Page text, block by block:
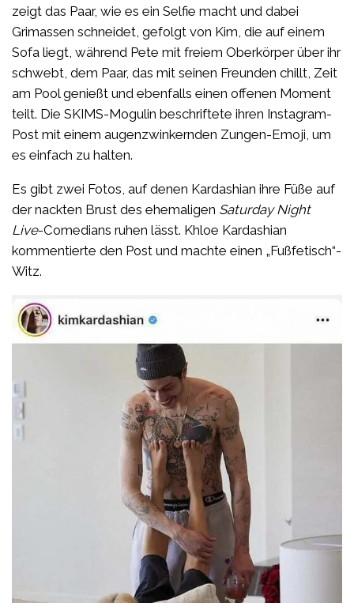
zeigt das Paar, wie es ein Selfie macht und dabei
Grimassen schneidet, gefolgt von Kim, die auf einem
Sofa liegt, während Pete mit freiem Oberkörper über ihr
schwebt, dem Paar, das mit seinen Freunden chillt, Zeit
am Pool genießt und ebenfalls einen offenen Moment
teilt. Die SKIMS-Mogulin beschriftete ihren Instagram-
Post mit einem augenzwinkernden Zungen-Emoji, um
es einfach zu halten.
Es gibt zwei Fotos, auf denen Kardashian ihre Füße auf
der nackten Brust des ehemaligen Saturday Night
Live-Comedians ruhen lässt. Khloe Kardashian
kommentierte den Post und machte einen „Fußfetisch“-
Witz.